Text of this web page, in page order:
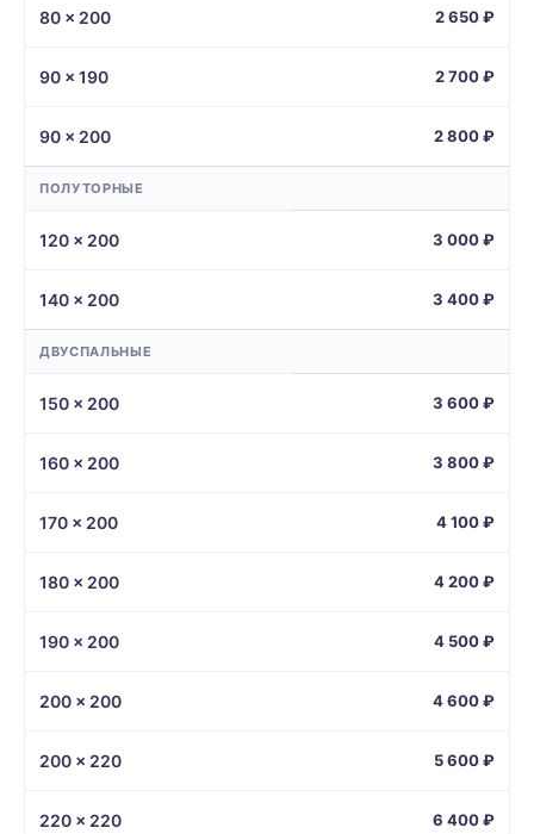
80 × 200 2 650 ₽
90 × 190 2 700 ₽
90 × 200 2 800 ₽
ПОЛУТОРНЫЕ
120 × 200 3 000 ₽
140 × 200 3 400 ₽
ДВУСПАЛЬНЫЕ
150 × 200 3 600 ₽
160 × 200 3 800 ₽
170 × 200 4 100 ₽
180 × 200 4 200 ₽
190 × 200 4 500 ₽
200 × 200 4 600 ₽
200 × 220 5 600 ₽
220 × 220 6 400 ₽